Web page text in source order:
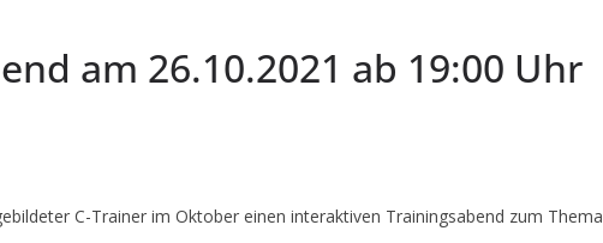
am 26.10.2021 ab 19:00 Uhr
C-Trainer im Oktober einen interaktiven Trainingsabend zum Thema